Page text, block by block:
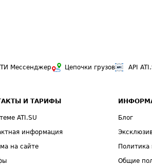
Мессенджер Цепочки грузов API
И ТАРИФЫ
ATI.SU
информация
на сайте
Блог
Политика
Общие